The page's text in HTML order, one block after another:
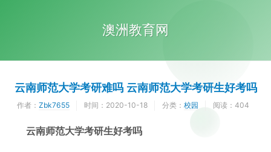
澳洲教育网
云南师范大学考研难吗 云南师范大学考研生好考吗
作者： Zbk7655 时间： 2020-10-18 分类： 校园 阅读：404
云南师范大学考研生好考吗